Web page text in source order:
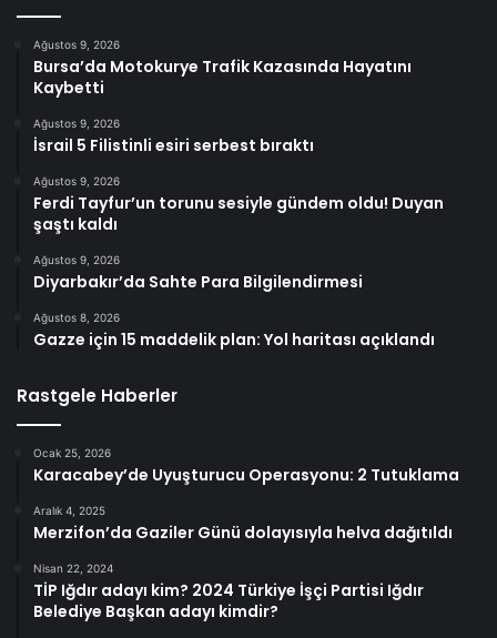
Ağustos 9, 2026
Bursa’da Motokurye Trafik Kazasında Hayatını
Kaybetti
Ağustos 9, 2026
İsrail 5 Filistinli esiri serbest bıraktı
Ağustos 9, 2026
Ferdi Tayfur’un torunu sesiyle gündem oldu! Duyan
şaştı kaldı
Ağustos 9, 2026
Diyarbakır’da Sahte Para Bilgilendirmesi
Ağustos 8, 2026
Gazze için 15 maddelik plan: Yol haritası açıklandı
Rastgele Haberler
Ocak 25, 2026
Karacabey’de Uyuşturucu Operasyonu: 2 Tutuklama
Aralık 4, 2025
Merzifon’da Gaziler Günü dolayısıyla helva dağıtıldı
Nisan 22, 2024
TİP Iğdır adayı kim? 2024 Türkiye İşçi Partisi Iğdır
Belediye Başkan adayı kimdir?